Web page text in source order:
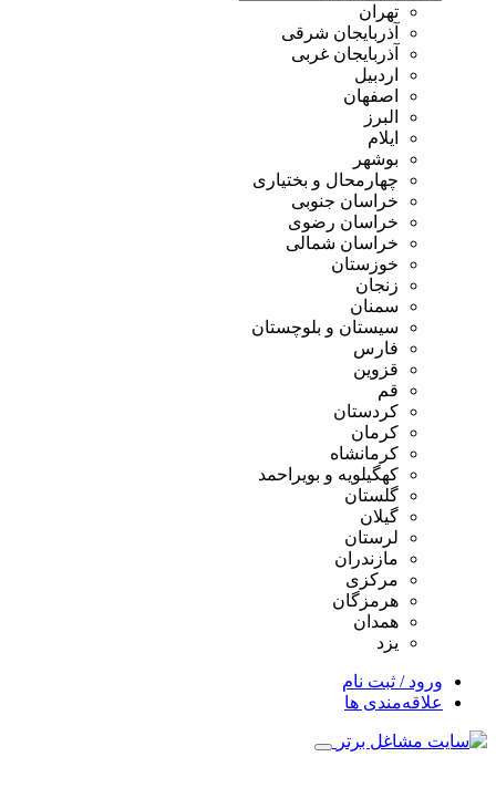
تهران
آذربایجان شرقی
آذربایجان غربی
اردبیل
اصفهان
البرز
ایلام
بوشهر
چهارمحال و بختیاری
خراسان جنوبی
خراسان رضوی
خراسان شمالی
خوزستان
زنجان
سمنان
سیستان و بلوچستان
فارس
قزوین
قم
کردستان
کرمان
کرمانشاه
کهگیلویه و بویراحمد
گلستان
گیلان
لرستان
مازندران
مرکزی
هرمزگان
همدان
یزد
ورود / ثبت نام
علاقه‌مندی ها